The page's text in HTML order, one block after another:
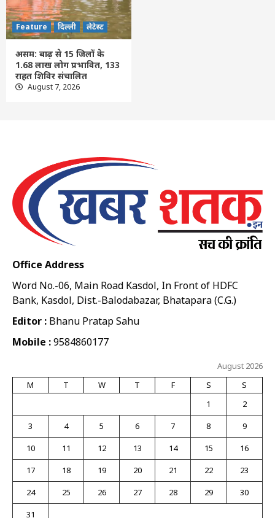
Feature दिल्ली लेटेस्ट
असम: बाढ़ से 15 जिलों के
1.68 लाख लोग प्रभावित, 133
राहत शिविर संचालित
August 7, 2026
Office Address
Word No.-06, Main Road Kasdol, In Front of HDFC
Bank, Kasdol, Dist.-Balodabazar, Bhatapara (C.G.)
Editor : Bhanu Pratap Sahu
Mobile :9584860177
August 2026
M
T W T F S
S
1
2
3
4 5 6 7 8
9
10
11 12 13 14 15
16
17
18 19 20 21 22
23
24
25 26 27 28 29
30
31